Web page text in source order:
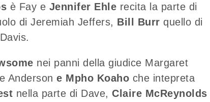
è Fay e Jennifer Ehle recita la parte di
di Jeremiah Jeffers, Bill Burr quello di
nei panni della giudice Margaret
Anderson e Mpho Koaho che intepreta
nella parte di Dave, Claire McReynolds